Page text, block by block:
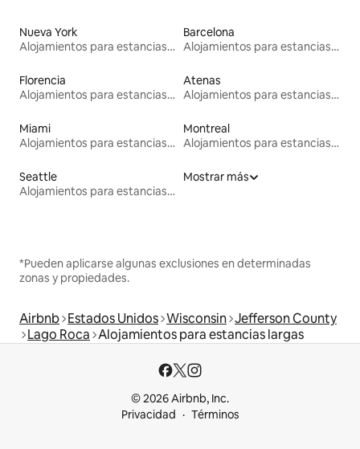
Nueva York
Alojamientos para estancias largas
Barcelona
Alojamientos para estancias largas
Florencia
Alojamientos para estancias largas
Atenas
Alojamientos para estancias largas
Miami
Alojamientos para estancias largas
Montreal
Alojamientos para estancias largas
Seattle
Alojamientos para estancias largas
Mostrar más
*Pueden aplicarse algunas exclusiones en determinadas
zonas y propiedades.
Airbnb Estados Unidos Wisconsin Jefferson County
Lago Roca Alojamientos para estancias largas
© 2026 Airbnb, Inc.
Privacidad
Términos